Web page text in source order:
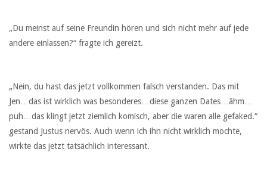
„Du meinst auf seine Freundin hören und sich nicht mehr auf jede
andere einlassen?“ fragte ich gereizt.
„Nein, du hast das jetzt vollkommen falsch verstanden. Das mit
Jen…das ist wirklich was besonderes…diese ganzen Dates…ähm…
puh…das klingt jetzt ziemlich komisch, aber die waren alle gefaked.“
gestand Justus nervös. Auch wenn ich ihn nicht wirklich mochte,
wirkte das jetzt tatsächlich interessant.